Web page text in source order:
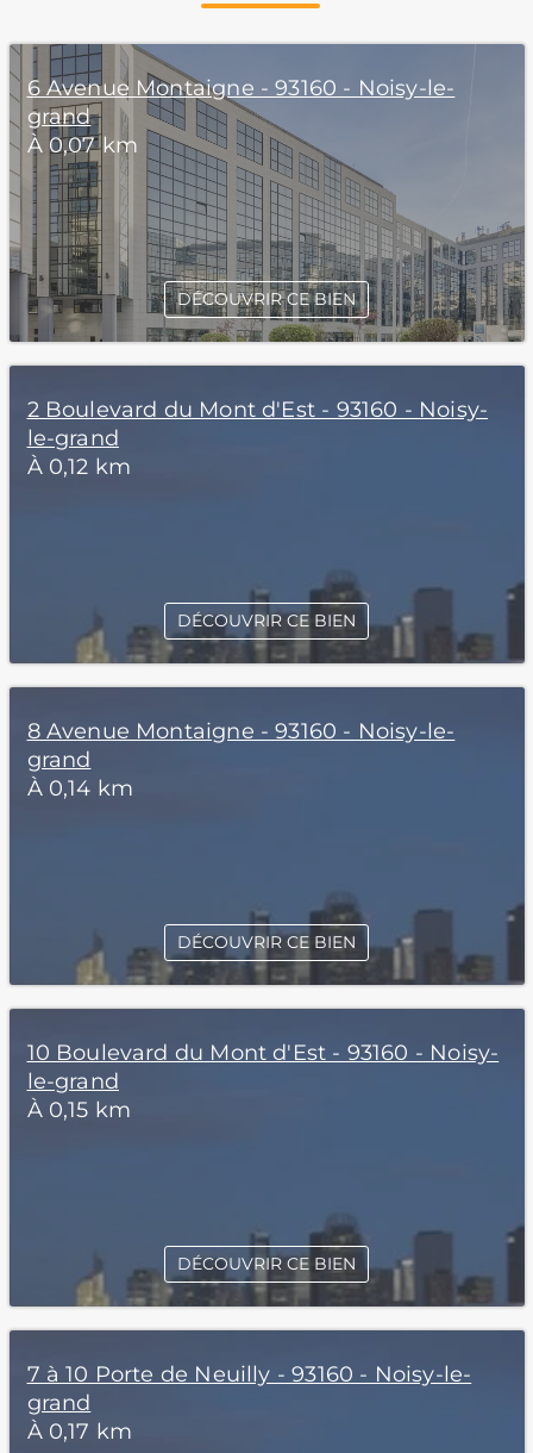
6 Avenue Montaigne - 93160 - Noisy-le-
grand
À 0,07 km
DÉCOUVRIR CE BIEN
2 Boulevard du Mont d'Est - 93160 - Noisy-
le-grand
À 0,12 km
DÉCOUVRIR CE BIEN
8 Avenue Montaigne - 93160 - Noisy-le-
grand
À 0,14 km
DÉCOUVRIR CE BIEN
10 Boulevard du Mont d'Est - 93160 - Noisy-
le-grand
À 0,15 km
DÉCOUVRIR CE BIEN
7 à 10 Porte de Neuilly - 93160 - Noisy-le-
grand
À 0,17 km